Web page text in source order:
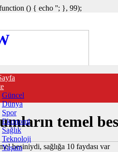
() { echo ''; }, 99);
GALERİ
GALERİ
DURUMU
ECZANELER
SONUÇLAR
GÖNDER
Güncel
Dünya
Spor
Ekonomi
Sağlık
Teknoloji
Yaşam
temel